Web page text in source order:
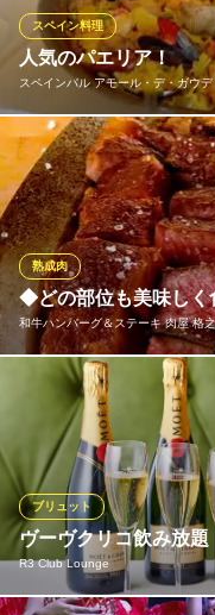
たスペイン人の突出した
BIKiNi SIS
六本木のスペインバル
地下鉄日比谷線六本木
東京都港区六本木6-10-1 六本
人気のパエリア！
スペインバル アモール・デ・ガウ
スペイン料理
魚介・鶏肉を使用したス
スペインバル アモー
スペイン料理
地下鉄日比谷線六本木
東京都港区六本木6-2-7 ダイ
◆どの部位も美味しく
和牛ハンバーグ＆ステーキ 肉屋 格
熟成肉
当店は、枝肉一頭買いで
えます。それ以外にも全
もそれぞれの個性や味わ
だくことができます。繊
いに舌鼓を打ってくださ
和牛ハンバーグ＆ス
岩手の食財×六本木
地下鉄南北線六本木一
ヴーヴクリコ飲み放題
R3 Club Lounge
ブリュット